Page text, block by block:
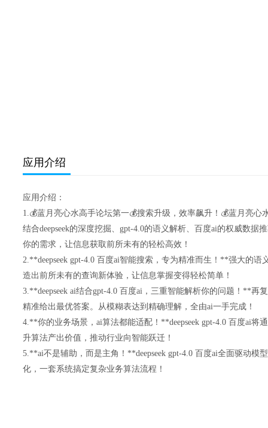
应用介绍
应用介绍：
1.💰蓝月亮心水高手论坛第一💰搜索升级，效率飙升！💰蓝月亮心
结合deepseek的深度挖掘、gpt-4.0的语义解析、百度ai的权威数据
你的需求，让信息获取前所未有的轻松高效！
2.**deepseek gpt-4.0 百度ai智能搜索，专为精准而生！**强大的
造出前所未有的查询新体验，让信息掌握变得轻松简单！
3.**deepseek ai结合gpt-4.0 百度ai，三重智能解析你的问题！**再
精准给出最优答案。从模糊表达到精确理解，全由ai一手完成！
4.**你的业务场景，ai算法都能适配！**deepseek gpt-4.0 百度ai将
升算法产出价值，推动行业向智能跃迁！
5.**ai不是辅助，而是主角！**deepseek gpt-4.0 百度ai全面驱动模
化，一套系统搞定复杂业务算法流程！